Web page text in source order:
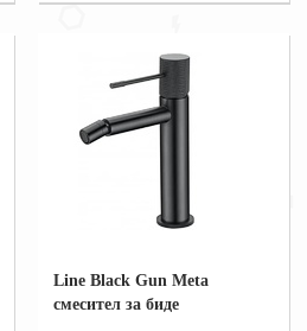
Line Black Gun Meta
смесител за биде